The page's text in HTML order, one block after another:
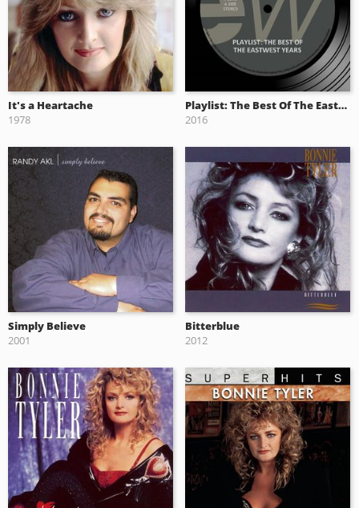
It's a Heartache
1978
Playlist: The Best Of The EastWest Years
2016
Simply Believe
2001
Bitterblue
2012